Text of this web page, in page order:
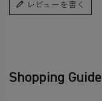
レビューを書く
Shopping Guide